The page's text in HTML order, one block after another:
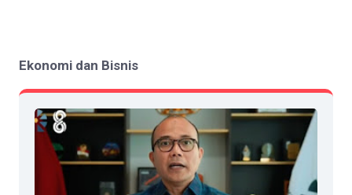
Ekonomi dan Bisnis